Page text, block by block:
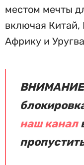
местом мечты
включая
Африку и
ВНИМАНИЕ!
наш канал